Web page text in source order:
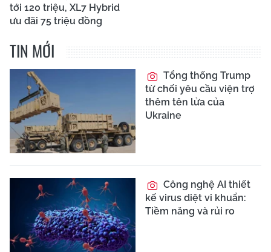
tới 120 triệu, XL7 Hybrid
ưu đãi 75 triệu đồng
TIN MỚI
Tổng thống Trump
từ chối yêu cầu viện trợ
thêm tên lửa của
Ukraine
Công nghệ AI thiết
kế virus diệt vi khuẩn:
Tiềm năng và rủi ro